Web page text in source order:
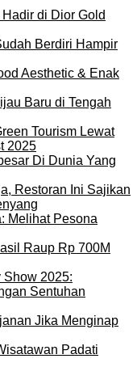
di Dior Gold
Berdiri Hampir
Aesthetic & Enak
Baru di Tengah
Tourism Lewat
2025
Di Dunia Yang
Restoran Ini Sajikan
Melihat Pesona
Raup Rp 700M
Show 2025:
Sentuhan
Jika Menginap
Padati